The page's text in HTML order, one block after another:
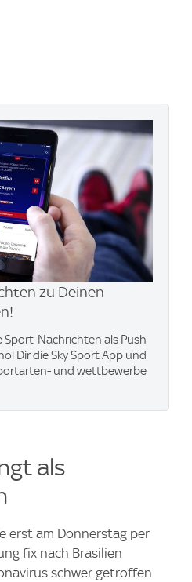
zu Deinen
Sport-Nachrichten als Push
Dir die Sky Sport App und
und wettbewerbe
als
erst am Donnerstag per
fix nach Brasilien
schwer getroffen